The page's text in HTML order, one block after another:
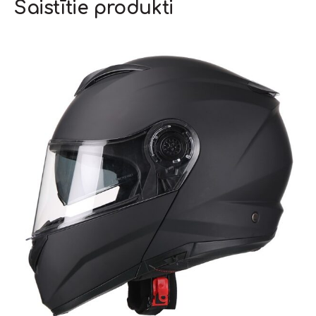
Saistītie produkti